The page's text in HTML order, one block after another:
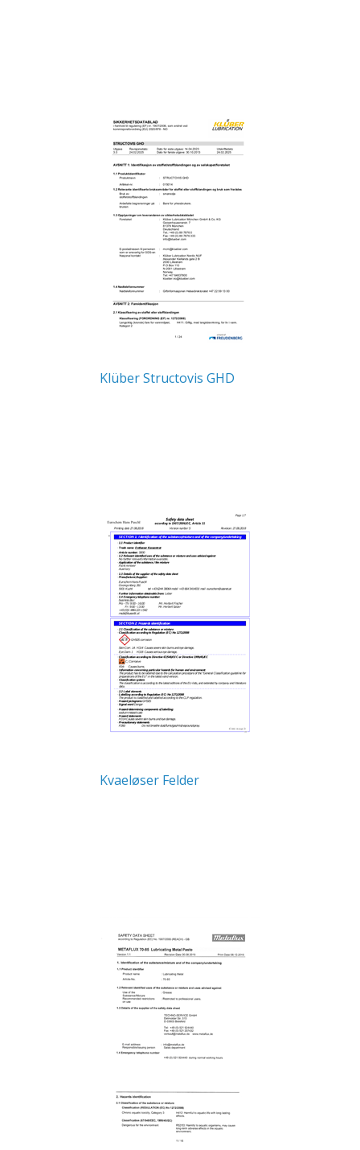
Klüber Structovis GHD
Kvaeløser Felder